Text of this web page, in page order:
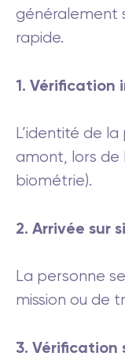
généralement
rapide.
1. Vérification
L’identité de
amont, lors de
biométrie).
2. Arrivée sur
La personne
mission ou de
3. Vérification